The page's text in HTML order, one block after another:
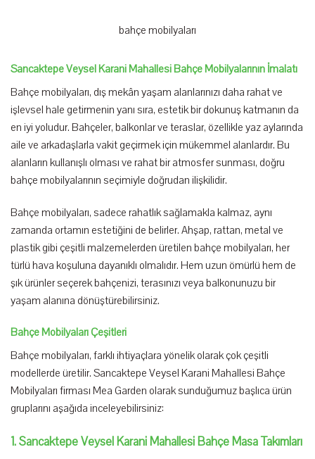
bahçe mobilyaları
Sancaktepe Veysel Karani Mahallesi Bahçe Mobilyalarının İmalatı
Bahçe mobilyaları, dış mekân yaşam alanlarınızı daha rahat ve
işlevsel hale getirmenin yanı sıra, estetik bir dokunuş katmanın da
en iyi yoludur. Bahçeler, balkonlar ve teraslar, özellikle yaz aylarında
aile ve arkadaşlarla vakit geçirmek için mükemmel alanlardır. Bu
alanların kullanışlı olması ve rahat bir atmosfer sunması, doğru
bahçe mobilyalarının seçimiyle doğrudan ilişkilidir.
Bahçe mobilyaları, sadece rahatlık sağlamakla kalmaz, aynı
zamanda ortamın estetiğini de belirler. Ahşap, rattan, metal ve
plastik gibi çeşitli malzemelerden üretilen bahçe mobilyaları, her
türlü hava koşuluna dayanıklı olmalıdır. Hem uzun ömürlü hem de
şık ürünler seçerek bahçenizi, terasınızı veya balkonunuzu bir
yaşam alanına dönüştürebilirsiniz.
Bahçe Mobilyaları Çeşitleri
Bahçe mobilyaları, farklı ihtiyaçlara yönelik olarak çok çeşitli
modellerde üretilir. Sancaktepe Veysel Karani Mahallesi Bahçe
Mobilyaları firması Mea Garden olarak sunduğumuz başlıca ürün
gruplarını aşağıda inceleyebilirsiniz:
1. Sancaktepe Veysel Karani Mahallesi Bahçe Masa Takımları